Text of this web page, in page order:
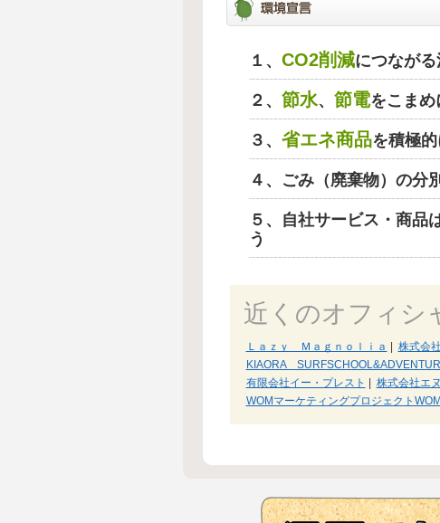
１、 CO2削減につなが
２、 節水、 節電をこまめ
３、 省エネ商品を積極
４、ごみ（廃棄物）の分
５、自社サービス・商品
う
近くのオフィシ
Ｌａｚｙ Ｍａｇｎｏｌｉａ 株式会
KIAORA
有限会社イー・プレスト
株式会社エ
WOMマーケティングプロジェクト